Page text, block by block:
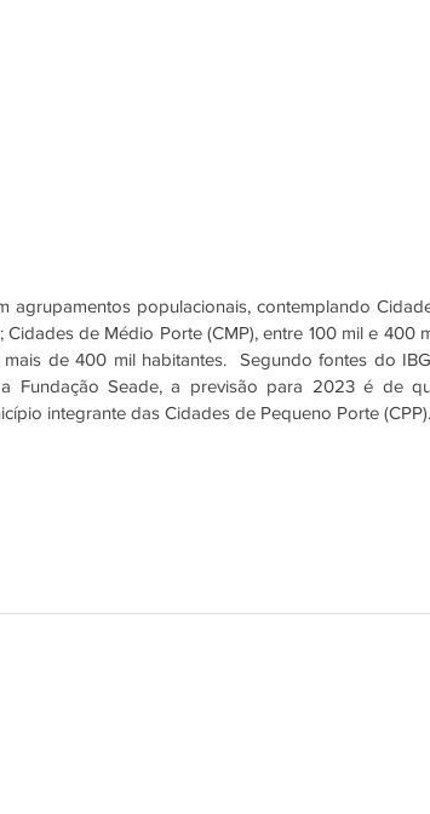
agrupamentos populacionais, contemplando
de Médio Porte (CMP), entre 100 mil e 400
de 400 mil habitantes.  Segundo fontes do
Fundação Seade, a previsão para 2023 é de
integrante das Cidades de Pequeno Porte (CPP).